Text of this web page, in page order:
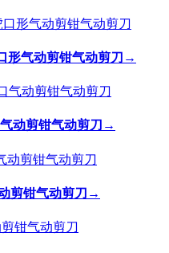
形气动剪钳气动剪刀 →
动剪钳气动剪刀 →
剪钳气动剪刀 →